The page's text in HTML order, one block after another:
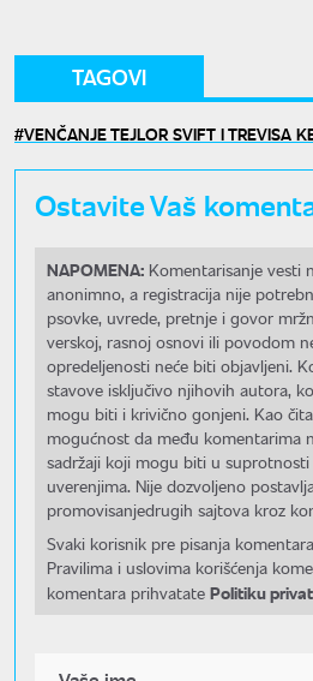
TAGOVI
VENČANJE TEJLOR SVIFT I TREVISA
Ostavite Vaš
NAPOMENA: Komentarisanje vesti
anonimno, a registracija nije
psovke, uvrede, pretnje i govor
verskoj, rasnoj osnovi ili povodom
opredeljenosti neće biti objavljeni.
stavove isključivo njihovih autora,
mogu biti i krivično gonjeni. Kao
mogućnost da među komentarima
sadržaji koji mogu biti u suprotnosti
uverenjima. Nije dozvoljeno
promovisanjedrugih sajtova kroz
Svaki korisnik pre pisanja
Pravilima i uslovima korišćenja
komentara prihvatate Politiku